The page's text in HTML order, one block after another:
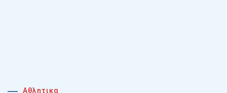
Αθλητικα